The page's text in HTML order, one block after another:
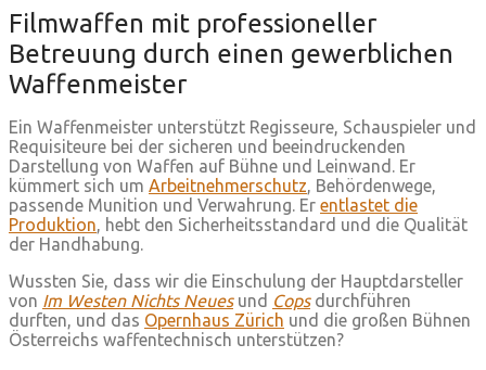
Filmwaffen mit professioneller
Betreuung durch einen gewerblichen
Waffenmeister
Ein Waffenmeister unterstützt Regisseure, Schauspieler und
Requisiteure bei der sicheren und beeindruckenden
Darstellung von Waffen auf Bühne und Leinwand. Er
kümmert sich um Arbeitnehmerschutz, Behördenwege,
passende Munition und Verwahrung. Er entlastet die
Produktion, hebt den Sicherheitsstandard und die Qualität
der Handhabung.
Wussten Sie, dass wir die Einschulung der Hauptdarsteller
von Im Westen Nichts Neuesund Copsdurchführen
durften, und das Opernhaus Zürich und die großen Bühnen
Österreichs waffentechnisch unterstützen?